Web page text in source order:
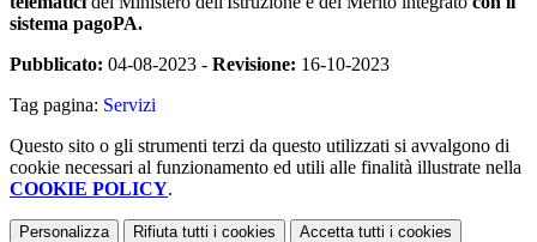
sistema pagoPA.
Pubblicato: 04-08-2023 - Revisione: 16-10-2023
Tag pagina: Servizi
Questo sito o gli strumenti terzi da questo utilizzati si avvalgono di
cookie necessari al funzionamento ed utili alle finalità illustrate nella
COOKIE POLICY.
Personalizza Rifiuta tutti i cookies Accetta tutti i cookies